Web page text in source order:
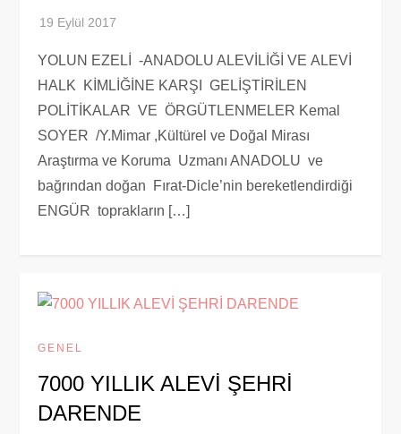
YOLUN EZELİ -ANADOLU ALEVİLİĞİ VE ALEVİ
HALK KİMLİĞİNE KARŞI GELİŞTİRİLEN
POLİTİKALAR VE ÖRGÜTLENMELER Kemal
SOYER /Y.Mimar ,Kültürel ve Doğal Mirası
Araştırma ve Koruma Uzmanı ANADOLU ve
bağrından doğan Fırat-Dicle’nin bereketlendirdiği
ENGÜR toprakların […]
GENEL
7000 YILLIK ALEVİ ŞEHRİ
DARENDE